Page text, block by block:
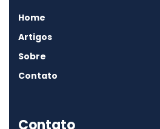
Home
Artigos
Sobre
Contato
Contato